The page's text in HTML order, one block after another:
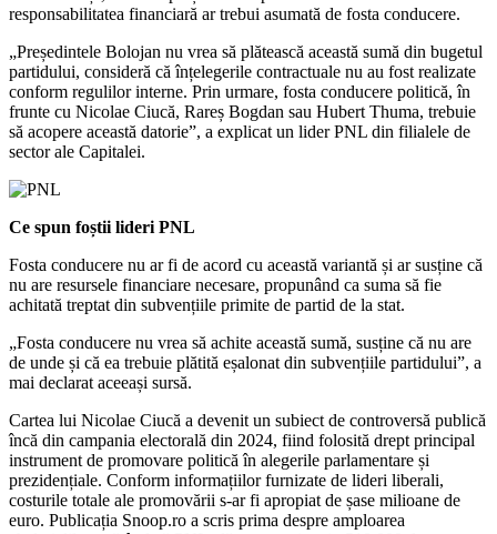
responsabilitatea financiară ar trebui asumată de fosta conducere.
„Președintele Bolojan nu vrea să plătească această sumă din bugetul
partidului, consideră că înțelegerile contractuale nu au fost realizate
conform regulilor interne. Prin urmare, fosta conducere politică, în
frunte cu Nicolae Ciucă, Rareș Bogdan sau Hubert Thuma, trebuie
să acopere această datorie”, a explicat un lider PNL din filialele de
sector ale Capitalei.
Ce spun foștii lideri PNL
Fosta conducere nu ar fi de acord cu această variantă și ar susține că
nu are resursele financiare necesare, propunând ca suma să fie
achitată treptat din subvențiile primite de partid de la stat.
„Fosta conducere nu vrea să achite această sumă, susține că nu are
de unde și că ea trebuie plătită eșalonat din subvențiile partidului”, a
mai declarat aceeași sursă.
Cartea lui Nicolae Ciucă a devenit un subiect de controversă publică
încă din campania electorală din 2024, fiind folosită drept principal
instrument de promovare politică în alegerile parlamentare și
prezidențiale. Conform informațiilor furnizate de lideri liberali,
costurile totale ale promovării s-ar fi apropiat de șase milioane de
euro. Publicația Snoop.ro a scris prima despre amploarea